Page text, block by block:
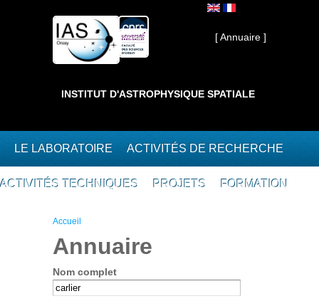
Interne ]
[ Annuaire ]
INSTITUT D'ASTROPHYSIQUE SPATIALE
LE LABORATOIRE ACTIVITÉS DE RECHERCHE
ACTIVITÉS TECHNIQUES PROJETS FORMATION
Vous êtes ici
Accueil
Annuaire
Nom complet